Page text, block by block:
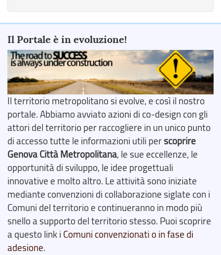
Il Portale è in evoluzione!
Il territorio metropolitano si evolve, e così il nostro
portale. Abbiamo avviato azioni di co-design con gli
attori del territorio per raccogliere in un unico punto
di accesso tutte le informazioni utili perscoprire
Genova Città Metropolitana, le sue eccellenze, le
opportunità di sviluppo, le idee progettuali
innovative e molto altro. Le attività sono iniziate
mediante convenzioni di collaborazione siglate con i
Comuni del territorio e continueranno in modo più
snello a supporto del territorio stesso. Puoi scoprire
a questo link i Comuni convenzionati o in fase di
adesione.